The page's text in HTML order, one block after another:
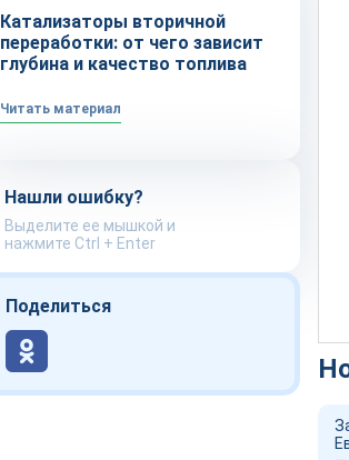
Катализаторы вторичной
переработки: от чего зависит
глубина и качество топлива
Читать материал
Нашли ошибку?
Выделите ее мышкой и
нажмите Ctrl + Enter
Поделиться